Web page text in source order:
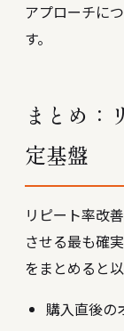
アプローチに
す。
まとめ：
定基盤
リピート率改
させる最も確
をまとめると
購入直後の